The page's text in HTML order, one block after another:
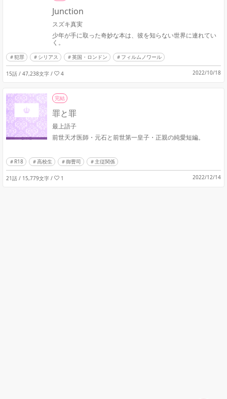
Junction
スズキ真実
少年が手に取った奇妙な本は、彼を知らない世界に連れてい
く。
犯罪 シリアス 英国・ロンドン フィルムノワール
15話 / 47,238文字 / 4 2022/10/18
完結
罪と罪
最上語子
前世天才医師・元石と前世第一皇子・正親の純愛短編。
R18 高校生 御曹司 主従関係
21話 / 15,779文字 / 1 2022/12/14